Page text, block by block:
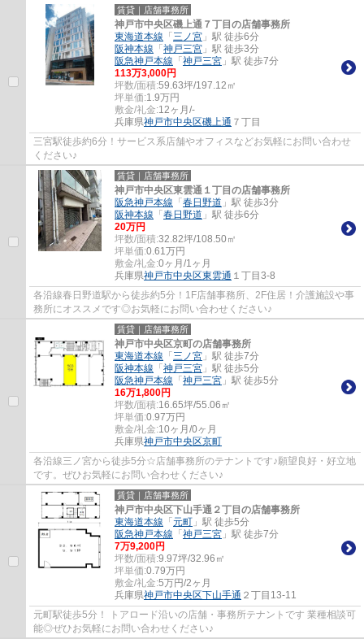
賃貸｜店舗事務所
神戸市中央区磯上通７丁目の店舗事務所
東海道本線 「 三ノ宮 」駅 徒歩6分
阪神本線 「 神戸三宮 」駅 徒歩3分
阪急神戸本線 「 神戸三宮 」駅 徒歩7分
113万3,000円
坪数/面積:59.63坪/197.12㎡
坪単価:1.9万円
敷金/礼金:12ヶ月/-
兵庫県神戸市中央区磯上通 ７丁目
三宮駅徒歩約6分！サービス系店舗やオフィスなどお気軽にお問い合わせ
ください♪
賃貸｜店舗事務所
神戸市中央区東雲通１丁目の店舗事務所
阪急神戸本線 「 春日野道 」駅 徒歩3分
阪神本線 「 春日野道 」駅 徒歩6分
20万円
坪数/面積:32.82坪/108.50㎡
坪単価:0.61万円
敷金/礼金:0ヶ月/1ヶ月
兵庫県神戸市中央区東雲通 １丁目3-8
各沿線春日野道駅から徒歩約5分！1F店舗事務所、2F住居！介護施設や事
務所にオススメです◎お気軽にお問い合わせください♪
賃貸｜店舗事務所
神戸市中央区京町の店舗事務所
東海道本線 「 三ノ宮 」駅 徒歩7分
阪神本線 「 神戸三宮 」駅 徒歩5分
阪急神戸本線 「 神戸三宮 」駅 徒歩5分
16万1,800円
坪数/面積:16.65坪/55.06㎡
坪単価:0.97万円
敷金/礼金:10ヶ月/0ヶ月
兵庫県神戸市中央区京町
各沿線三ノ宮から徒歩5分☆店舗事務所のテナントです♪願望良好・好立地
です。ぜひお気軽にお問い合わせください♪
賃貸｜店舗事務所
神戸市中央区下山手通２丁目の店舗事務所
東海道本線 「 元町 」駅 徒歩5分
阪急神戸本線 「 神戸三宮 」駅 徒歩7分
7万9,200円
坪数/面積:9.97坪/32.96㎡
坪単価:0.79万円
敷金/礼金:5万円/2ヶ月
兵庫県神戸市中央区下山手通 ２丁目13-11
元町駅徒歩5分！ トアロード沿いの店舗・事務所テナントです 業種相談可
能◎ぜひお気軽にお問い合わせください♪